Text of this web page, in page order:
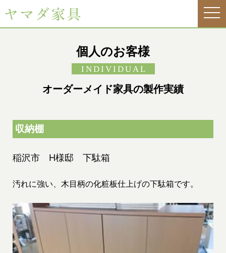
個人のお客様
INDIVIDUAL
オーダーメイド家具の製作実績
収納棚
稲沢市 H様邸 下駄箱
汚れに強い、木目柄の化粧板仕上げの下駄箱です。